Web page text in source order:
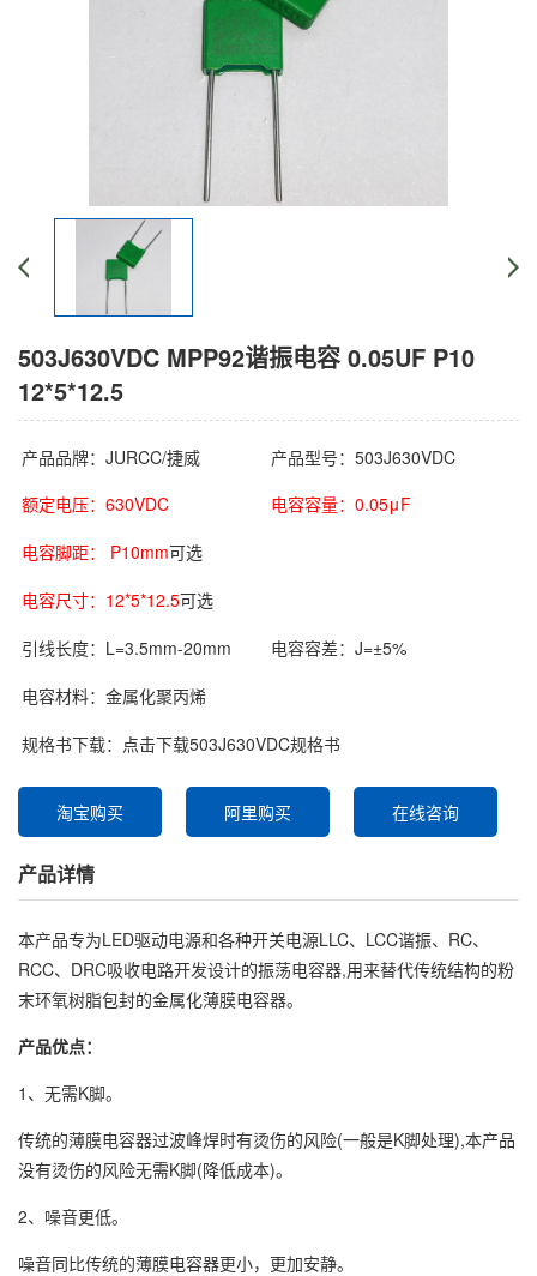
503J630VDC MPP92谐振电容 0.05UF P10
12*5*12.5
产品品牌：JURCC/捷威
产品型号：503J630VDC
额定电压：630VDC
电容容量：0.05μF
电容脚距： P10mm可选
电容尺寸：12*5*12.5可选
引线长度：L=3.5mm-20mm
电容容差：J=±5%
电容材料：金属化聚丙烯
规格书下载： 点击下载503J630VDC规格书
淘宝购买 阿里购买 在线咨询
产品详情
本产品专为LED驱动电源和各种开关电源LLC、LCC谐振、RC、
RCC、DRC吸收电路开发设计的振荡电容器,用来替代传统结构的粉
末环氧树脂包封的金属化薄膜电容器。
产品优点：
1、无需K脚。
传统的薄膜电容器过波峰焊时有烫伤的风险(一般是K脚处理),本产品
没有烫伤的风险无需K脚(降低成本)。
2、噪音更低。
噪音同比传统的薄膜电容器更小，更加安静。